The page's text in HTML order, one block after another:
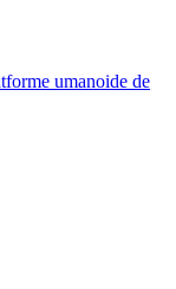
umanoide de